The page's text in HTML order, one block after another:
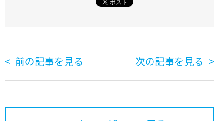
前の記事を見る 次の記事を見る